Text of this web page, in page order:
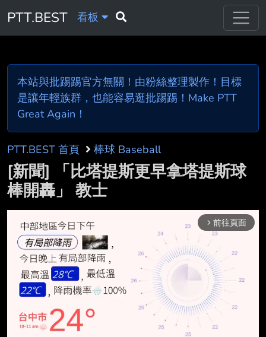
PTT.BEST 看板
本站與批踢踢官方無關！由粉絲整理製作！目標
是讓年輕族群，也能容易逛批踢踢！Make PTT
Great Again！
PTT.BEST 首頁 棒球 Baseball
[新聞] 「比塔提斯更早拿塔提斯球
棒開轟」 教士
arrow_forward_ios 前往頁面